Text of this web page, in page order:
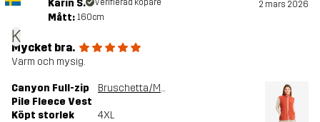
K
Karin S. 2 mars 2026
Mått: 160cm
Mycket bra.
Varm och mysig.
Canyon Full-zip
Pile Fleece Vest
Bruschetta/Maple Sugar
Köpt storlek 4XL